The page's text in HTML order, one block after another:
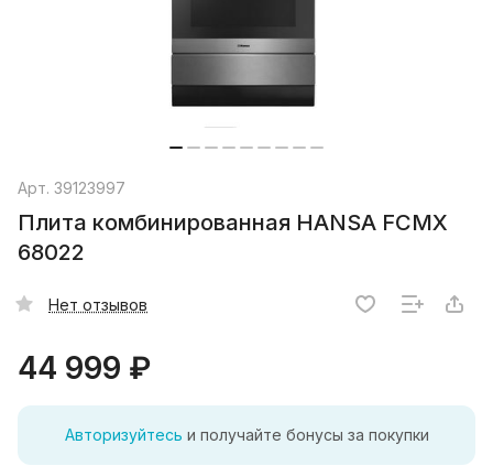
Арт. 39123997
Плита комбинированная HANSA FCMX
68022
Нет отзывов
44 999 ₽
Авторизуйтесь и получайте бонусы за покупки